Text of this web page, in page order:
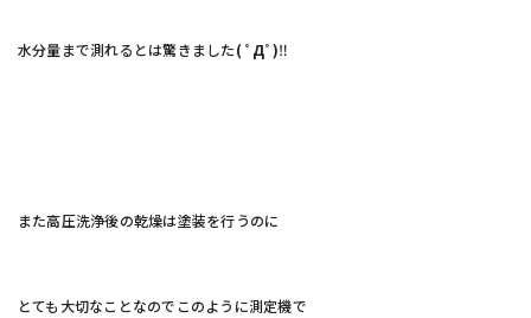
水分量まで測れるとは驚きました( ﾟДﾟ)‼
また高圧洗浄後の乾燥は塗装を行うのに
とても大切なことなのでこのように測定機で